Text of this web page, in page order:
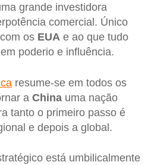
grande investidora
comercial. Único
os EUA e ao que tudo
poderio e influência.
resume-se em todos os
a China uma nação
tanto o primeiro passo é
e depois a global.
está umbilicalmente